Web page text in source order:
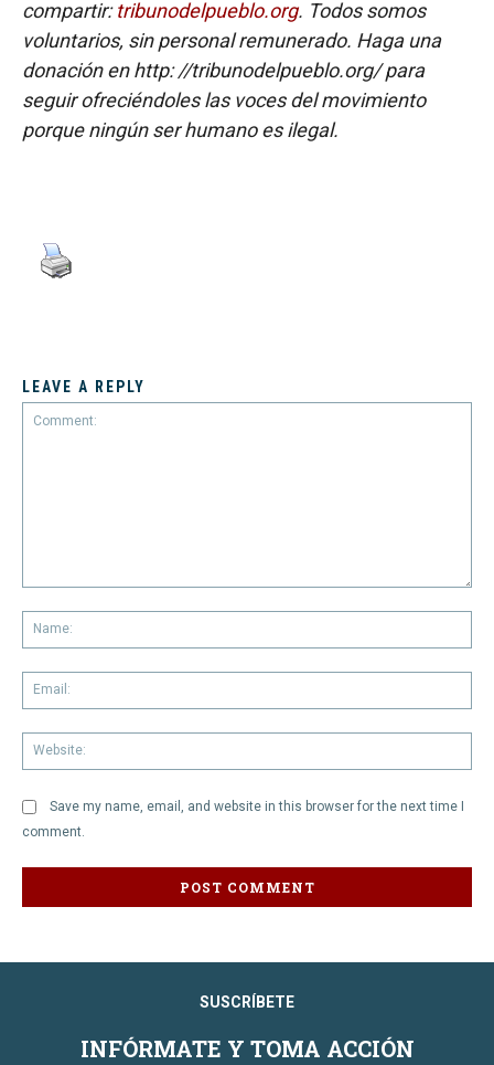
compartir:tribunodelpueblo.org. Todos somos
voluntarios, sin personal remunerado. Haga una
donación en http: //tribunodelpueblo.org/ para
seguir ofreciéndoles las voces del movimiento
porque ningún ser humano es ilegal.
LEAVE A REPLY
Save my name, email, and website in this browser for the next time I
comment.
SUSCRÍBETE
INFÓRMATE Y TOMA ACCIÓN